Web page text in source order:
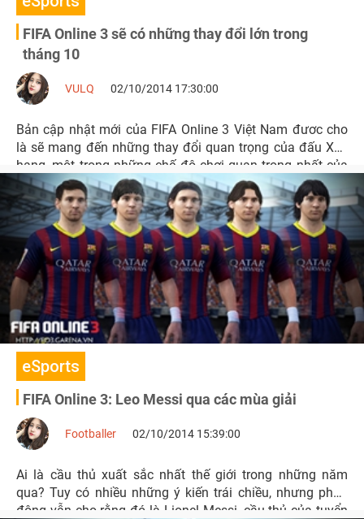
FIFA Online 3 sẽ có những thay đổi lớn trong
tháng 10
VULQ 02/10/2014 17:30:00
Bản cập nhật mới của FIFA Online 3 Việt Nam đươc cho
là sẽ mang đến những thay đổi quan trọng của đấu Xếp
hạng, một trong những chế độ chơi quan trọng nhất của
FIFA Online 3.
eSports
FIFA Online 3: Leo Messi qua các mùa giải
Footballer 02/10/2014 15:39:00
Ai là cầu thủ xuất sắc nhất thế giới trong những năm
qua? Tuy có nhiều những ý kiến trái chiều, nhưng phần
đông vẫn cho rằng đó là Lionel Messi, cầu thủ của tuyển